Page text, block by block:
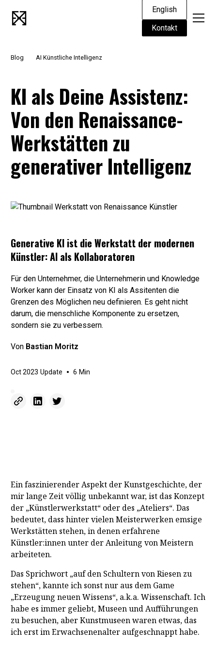
English
Kontakt
Blog AI Künstliche Intelligenz
KI als Deine Assistenz:
Von den Renaissance-
Werkstätten zu
generativer Intelligenz
Generative KI ist die Werkstatt der modernen
Künstler: AI als Kollaboratoren
Für den Unternehmer, die Unternehmerin und Knowledge
Worker kann der Einsatz von KI als Assitenten die
Grenzen des Möglichen neu definieren. Es geht nicht
darum, die menschliche Komponente zu ersetzen,
sondern sie zu verbessern.
Von Bastian Moritz
Oct 2023 Update • 6 Min
Ein faszinierender Aspekt der Kunstgeschichte, der
mir lange Zeit völlig unbekannt war, ist das Konzept
der „Künstlerwerkstatt“ oder des „Ateliers“. Das
bedeutet, dass hinter vielen Meisterwerken emsige
Werkstätten stehen, in denen erfahrene
Künstler:innen unter der Anleitung von Meistern
arbeiteten.
Das Sprichwort „auf den Schultern von Riesen zu
stehen“, kannte ich sonst nur aus dem Game
„Erzeugung neuen Wissens“, a.k.a. Wissenschaft. Ich
habe es immer geliebt, Museen und Aufführungen
zu besuchen, aber Kunstmuseen waren etwas, das
ich erst im Erwachsenenalter aufgeschnappt habe.